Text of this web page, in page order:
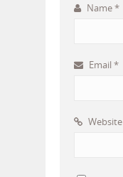
Name*
Email *
Website